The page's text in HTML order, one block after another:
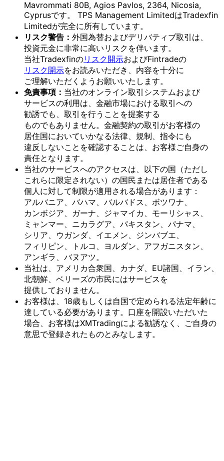
Mavrommati 80B, Agios Pavlos, 2364, Nicosia,
Cyprusです。
TPS Management LimitedはTradexfin
Limitedが完全に所有しています。
リスク警告： 外国為替およびデリバティブ取引は、
投資元金に非常に高いリスクを伴います。
当社Tradexfinのリスク開示およびFintradeの
リスク開示をお読みいただき、 内容を十分に
ご理解いただく よう お願いいたします。
免責事項： 当社のオンライン取引システムおよび
サービスの利用は、 金融市場における取引への
勧誘でも、 取引を行う ことを提案する
ものでもありません。 金融契約の取引がお客様の
居住国においていかなる法律、 規制、 指令にも
違反しないことを確認する ことは、 お客様ご自身の
責任と なります。
当社のサービスへのアクセスは、 以下の国 （ただし
これらに限定されない）の国民または居住者である
個人に対して制限が適用される場合があります：
アルバニア、 バハマ、 バルバドス、 ボツワナ、
カンボジア、 ガーナ、 ジャマイカ、 モーリシャス、
ミャンマー、 ニカラグア、 パキスタン、 パナマ、
シリア、 ウガンダ、 イエメン、 ジンバブエ、
フィリピン、
トルコ、 ヨルダン、 アフガニスタン、
アンギラ、 バヌアツ。
当社は、 アメリカ合衆国、 カナダ、 EU諸国、 イラン、
北朝鮮、 ベリーズの市民にはサービスを
提供しておりません。
お客様は、 18歳も しくは自国で定められる法定年齢に
達している必要があります。 口座を開設いただいた
場合、 お客様はXMTradingによる勧誘なく、 ご自身の
意思で登録された ものとみなします。